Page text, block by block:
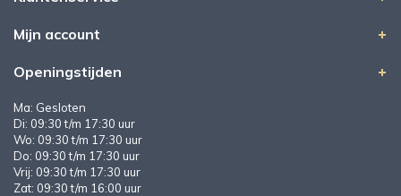
Mijn account
Openingstijden
Ma: Gesloten
Di: 09:30 t/m 17:30 uur
Wo: 09:30 t/m 17:30 uur
Do: 09:30 t/m 17:30 uur
Vrij: 09:30 t/m 17:30 uur
Zat: 09:30 t/m 16:00 uur